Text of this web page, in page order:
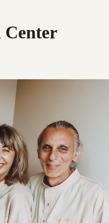
Center